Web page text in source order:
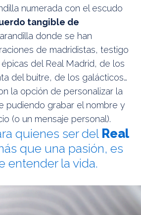
numerada con el escudo
tangible de
donde se han
de madridistas, testigo
del Real Madrid, de los
del buitre, de los galácticos…
la opción de personalizar la
pudiendo grabar el nombre y
(o un mensaje personal).
quienes ser del Real
que una pasión, es
entender la vida.